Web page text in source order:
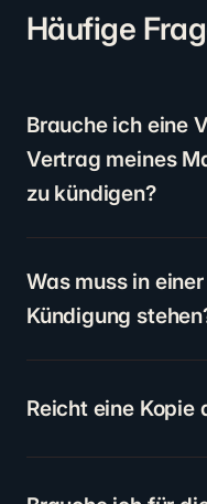
Häufige
Brauche ich eine
Vertrag meines
zu kündigen?
Was muss in
Kündigung
Reicht eine Kopie